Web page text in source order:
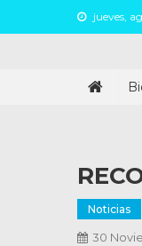
to
jueves,
Noticias
30